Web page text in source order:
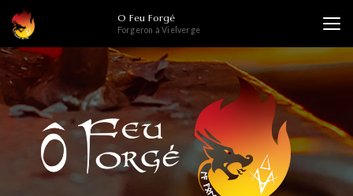
contenu
principal
O Feu Forgé
Forgeron à Vielverge